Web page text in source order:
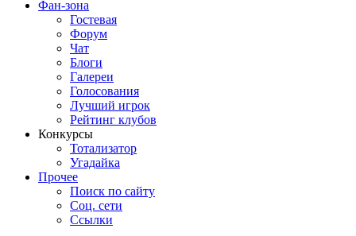
Фан-зона
Гостевая
Форум
Чат
Блоги
Галереи
Голосования
Лучший игрок
Рейтинг клубов
Конкурсы
Тотализатор
Угадайка
Прочее
Поиск по сайту
Соц. сети
Ссылки